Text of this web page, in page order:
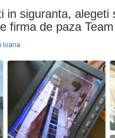
in siguranta, alegeti
firma de paza
Ioana